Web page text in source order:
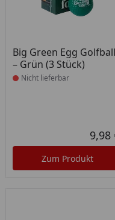
Big Green Egg Golfball
– Grün (3 Stück)
Produkt nicht lieferbar
Nicht lieferbar
9,98
Zum Produkt